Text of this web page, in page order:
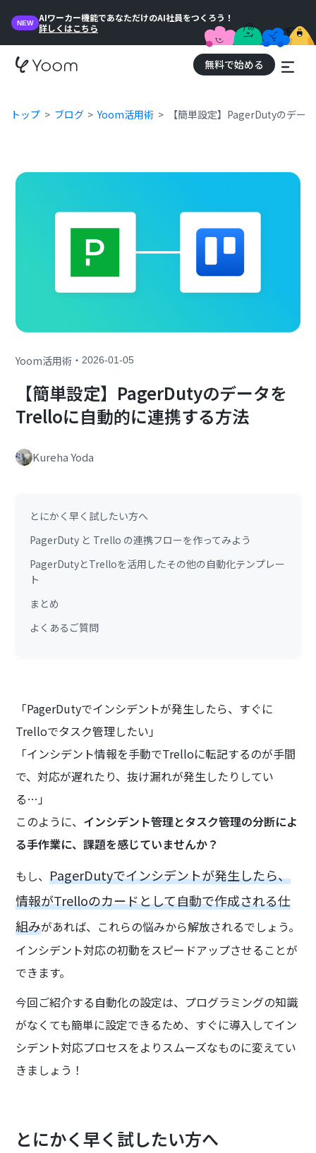
NEW
AIワーカー機能であなただけのAI社員をつくろう！
詳しくはこちら
無料で始める
トップ ブログ Yoom活用術 【簡単設定】PagerDutyのデー
Yoom活用術 ・2026-01-05
【簡単設定】PagerDutyのデータを
Trelloに自動的に連携する方法
Kureha Yoda
とにかく早く試したい方へ
PagerDuty と Trello の連携フローを作ってみよう
PagerDutyとTrelloを活用したその他の自動化テンプレー
ト
まとめ
よくあるご質問
「PagerDutyでインシデントが発生したら、すぐに
Trelloでタスク管理したい」
「インシデント情報を手動でTrelloに転記するのが手間
で、対応が遅れたり、抜け漏れが発生したりしてい
る…」
このように、 インシデント管理とタスク管理の分断によ
る手作業に、課題を感じていませんか？
もし、PagerDutyでインシデントが発生したら、
情報がTrelloのカードとして自動で作成される仕
組みがあれば、これらの悩みから解放されるでしょう。
インシデント対応の初動をスピードアップさせることが
できます。
今回ご紹介する自動化の設定は、プログラミングの知識
がなくても簡単に設定できるため、すぐに導入してイン
シデント対応プロセスをよりスムーズなものに変えてい
きましょう！
とにかく早く試したい方へ